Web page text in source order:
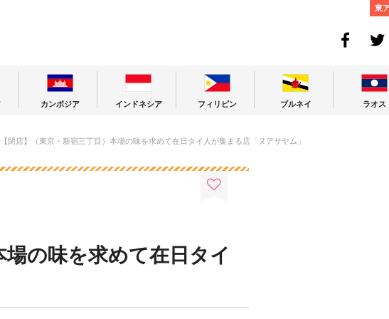
東
カンボジア インドネシア フィリピン ブルネイ ラオス
【閉店】（東京・新宿三丁目）本場の味を求めて在日タイ人が集まる店「ヌアサヤム」
場の味を求めて在日タイ